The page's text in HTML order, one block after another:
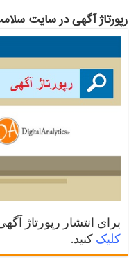
رپورتاژ آگهی در سایت
برای انتشار رپورتاژ
کلیک کنید.